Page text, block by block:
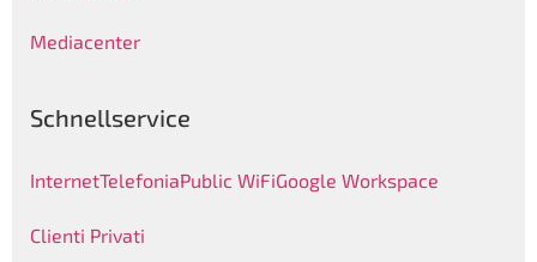
Mediacenter
Schnellservice
InternetTelefoniaPublic WiFiGoogle Workspace
Clienti Privati